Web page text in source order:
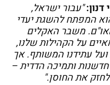
"עבור ישראל,
המפתח להשגת יעדי
משבר האקלים
על הקהילות שלנו,
עתידנו המשותף. אך
ותמיכה הדדית –
את החוסן."